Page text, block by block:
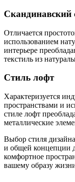
Скандинавский
Отличается
использованием
интерьере
текстиль из
Стиль лофт
Характеризуется
пространствами и
стиле лофт
металлические
Выбор стиля
и общей концепции
комфортное
вашему образу